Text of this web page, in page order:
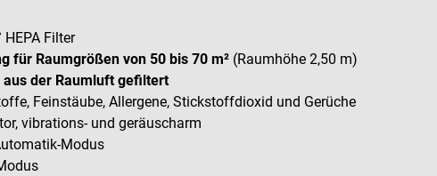
Filter
für Raumgrößen von 50 bis 70 m² (Raumhöhe 2,50 m)
der Raumluft gefiltert
Feinstäube, Allergene, Stickstoffdioxid und Gerüche
vibrations- und geräuscharm
Modus